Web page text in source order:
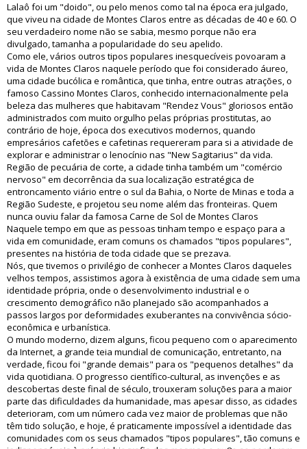
Lalaô foi um "doido", ou pelo menos como tal na época era julgado,
que viveu na cidade de Montes Claros entre as décadas de 40 e 60. O
seu verdadeiro nome não se sabia, mesmo porque não era
divulgado, tamanha a popularidade do seu apelido.
Como ele, vários outros tipos populares inesquecíveis povoaram a
vida de Montes Claros naquele período que foi considerado áureo,
uma cidade bucólica e romântica, que tinha, entre outras atrações, o
famoso Cassino Montes Claros, conhecido internacionalmente pela
beleza das mulheres que habitavam "Rendez Vous" gloriosos então
administrados com muito orgulho pelas próprias prostitutas, ao
contrário de hoje, época dos executivos modernos, quando
empresários cafetões e cafetinas requereram para si a atividade de
explorar e administrar o lenocínio nas "New Sagitarius" da vida.
Região de pecuária de corte, a cidade tinha também um "comércio
nervoso" em decorrência da sua localização estratégica de
entroncamento viário entre o sul da Bahia, o Norte de Minas e toda a
Região Sudeste, e projetou seu nome além das fronteiras. Quem
nunca ouviu falar da famosa Carne de Sol de Montes Claros
Naquele tempo em que as pessoas tinham tempo e espaço para a
vida em comunidade, eram comuns os chamados "tipos populares",
presentes na história de toda cidade que se prezava.
Nós, que tivemos o privilégio de conhecer a Montes Claros daqueles
velhos tempos, assistimos agora à existência de uma cidade sem uma
identidade própria, onde o desenvolvimento industrial e o
crescimento demográfico não planejado são acompanhados a
passos largos por deformidades exuberantes na convivência sócio-
econômica e urbanística.
O mundo moderno, dizem alguns, ficou pequeno com o aparecimento
da Internet, a grande teia mundial de comunicação, entretanto, na
verdade, ficou foi "grande demais" para os "pequenos detalhes" da
vida quotidiana. O progresso científico-cultural, as invenções e as
descobertas deste final de século, trouxeram soluções para a maior
parte das dificuldades da humanidade, mas apesar disso, as cidades
deterioram, com um número cada vez maior de problemas que não
têm tido solução, e hoje, é praticamente impossível a identidade das
comunidades com os seus chamados "tipos populares", tão comuns e